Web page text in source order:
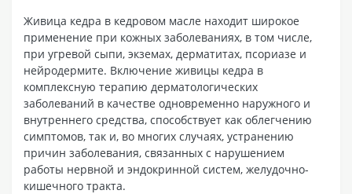
Живица кедра в кедровом масле находит широкое
применение при кожных заболеваниях, в том числе,
при угревой сыпи, экземах, дерматитах, псориазе и
нейродермите. Включение живицы кедра в
комплексную терапию дерматологических
заболеваний в качестве одновременно наружного и
внутреннего средства, способствует как облегчению
симптомов, так и, во многих случаях, устранению
причин заболевания, связанных с нарушением
работы нервной и эндокринной систем, желудочно-
кишечного тракта.